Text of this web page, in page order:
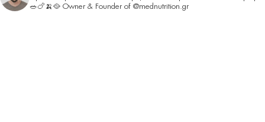
🥗🍗🍌🥘 Owner & Founder of @mednutrition.gr